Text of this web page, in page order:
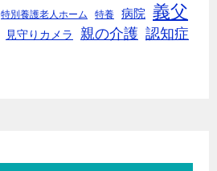
特別養護老人ホーム 特養 病院 義父
見守りカメラ 親の介護 認知症